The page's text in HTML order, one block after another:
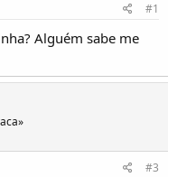
#1
Alguém sabe me
#3